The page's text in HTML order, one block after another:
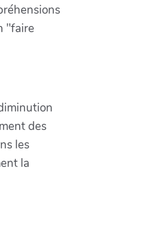
"faire
des
les
la